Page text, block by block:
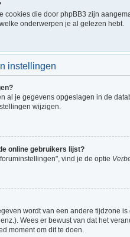
cookies die door phpBB3 zijn
onderwerpen je al gelezen hebt.
instellingen
al je gegevens opgeslagen in de
wijzigen.
online gebruikers lijst?
vind je de optie
wordt van een andere tijdzone
Wees er bewust van dat het
moment om dit te doen.